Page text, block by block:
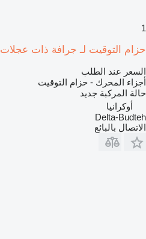
1
حزام التوقيت لـ جرافة ذات عجلات Komatsu WA480
السعر عند الطلب
أجزاء المحرك - حزام التوقيت
حالة المركبة جديد
أوكرانيا
Delta-Budteh
الاتصال بالبائع